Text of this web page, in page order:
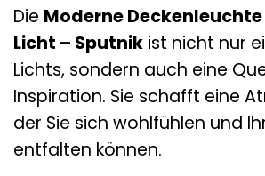
Die Moderne
Licht – Sputnik ist nicht nur
Lichts, sondern auch eine
Inspiration. Sie schafft eine
der Sie sich wohlfühlen und
entfalten können.